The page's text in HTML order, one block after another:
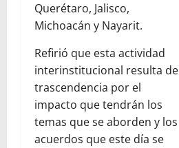
Querétaro, Jalisco,
Michoacán y Nayarit.
Refirió que esta actividad
interinstitucional resulta de
trascendencia por el
impacto que tendrán los
temas que se aborden y los
acuerdos que este día se